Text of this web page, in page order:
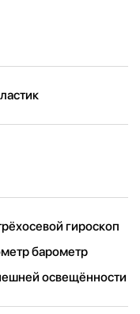
гироскоп
барометр
освещённости